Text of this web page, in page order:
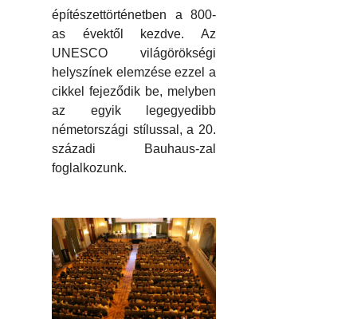
építészettörténetben a 800-
as évektől kezdve. Az
UNESCO világörökségi
helyszínek elemzése ezzel a
cikkel fejeződik be, melyben
az egyik legegyedibb
németországi stílussal, a 20.
századi Bauhaus-zal
foglalkozunk.